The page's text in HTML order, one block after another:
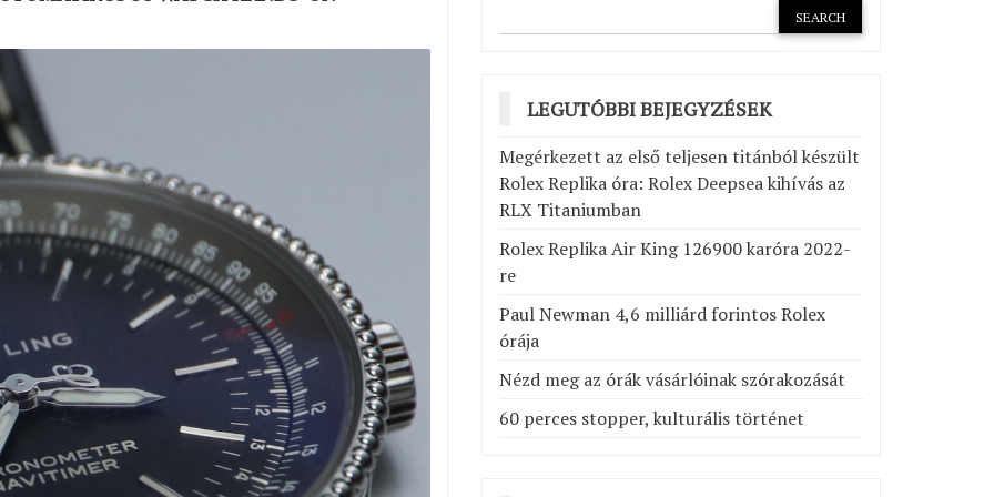
LEGUTÓBBI BEJEGYZÉSEK
Megérkezett az első teljesen titánból készült
Rolex Replika óra: Rolex Deepsea kihívás az
RLX Titaniumban
Rolex Replika Air King 126900 karóra 2022-
re
Paul Newman 4,6 milliárd forintos Rolex
órája
Nézd meg az órák vásárlóinak szórakozását
60 perces stopper, kulturális történet